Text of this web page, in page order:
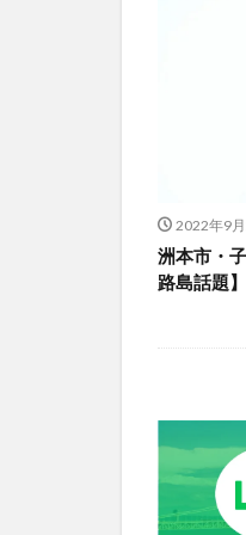
2022年9
洲本市・
路島話題】